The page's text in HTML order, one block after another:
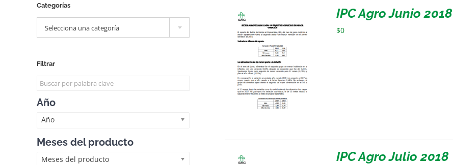
IPC Agro Junio 2018
$0
IPC Agro Julio 2018
Categorías
Selecciona una categoría
Filtrar
Año
Año
Meses del producto
Meses del producto